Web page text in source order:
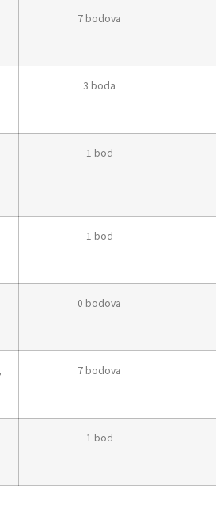
7 bodova
3 boda
1 bod
1 bod
0 bodova
7 bodova
1 bod